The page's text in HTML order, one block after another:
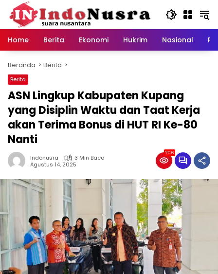
Langsung
konten
Home
Berita Ekonomi Hukrim Nasional
Beranda Berita
Berita
ASN Lingkup Kabupaten Kupang
yang Disiplin Waktu dan Taat Kerja
akan Terima Bonus di HUT RI Ke-80
Nanti
Indonusra
3 Min Baca
Agustus 14, 2025
206